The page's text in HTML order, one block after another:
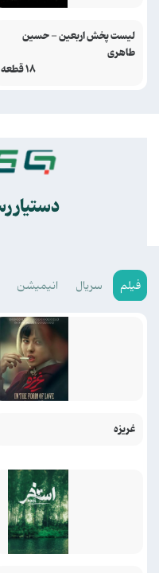
۱۸ قطعه
لیست پخش اربعین - حسین
طاهری
دستیار
فیلم سریال انیمیشن
غریزه